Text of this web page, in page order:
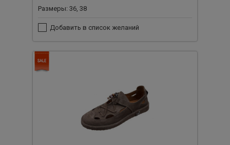
Размеры: 36, 38
Добавить в список желаний